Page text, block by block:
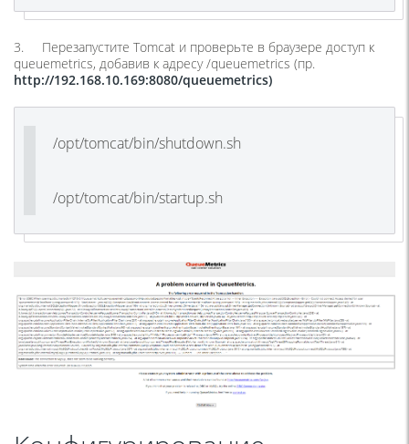
3. Перезапустите Tomcat и проверьте в браузере доступ к
queuemetrics, добавив к адресу /queuemetrics (пр.
http://192.168.10.169:8080/queuemetrics)
/opt/tomcat/bin/shutdown.sh
/opt/tomcat/bin/startup.sh